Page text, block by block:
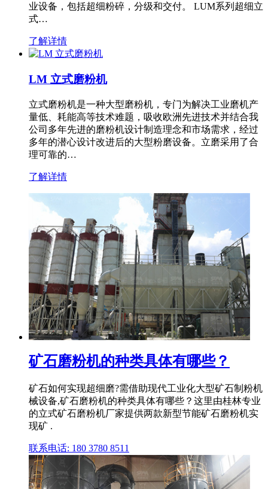
业设备，包括超细粉碎，分级和交付。 LUM系列超细立
式…
了解详情
LM 立式磨粉机
立式磨粉机是一种大型磨粉机，专门为解决工业磨机产
量低、耗能高等技术难题，吸收欧洲先进技术并结合我
公司多年先进的磨粉机设计制造理念和市场需求，经过
多年的潜心设计改进后的大型粉磨设备。立磨采用了合
理可靠的…
了解详情
矿石磨粉机的种类具体有哪些？
矿石如何实现超细磨?需借助现代工业化大型矿石制粉机
械设备,矿石磨粉机的种类具体有哪些？这里由桂林专业
的立式矿石磨粉机厂家提供两款新型节能矿石磨粉机实
现矿 .
联系电话: 180 3780 8511